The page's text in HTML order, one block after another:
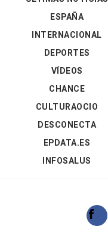
ESPAÑA
INTERNACIONAL
DEPORTES
VÍDEOS
CHANCE
CULTURAOCIO
DESCONECTA
EPDATA.ES
INFOSALUS